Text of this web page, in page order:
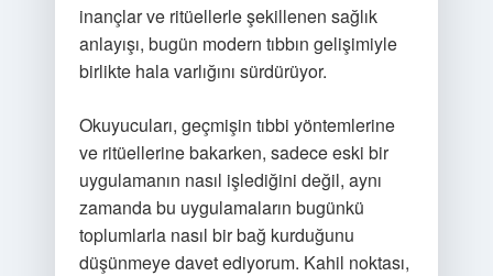
inançlar ve ritüellerle şekillenen sağlık
anlayışı, bugün modern tıbbın gelişimiyle
birlikte hala varlığını sürdürüyor.
Okuyucuları, geçmişin tıbbi yöntemlerine
ve ritüellerine bakarken, sadece eski bir
uygulamanın nasıl işlediğini değil, aynı
zamanda bu uygulamaların bugünkü
toplumlarla nasıl bir bağ kurduğunu
düşünmeye davet ediyorum. Kahil noktası,